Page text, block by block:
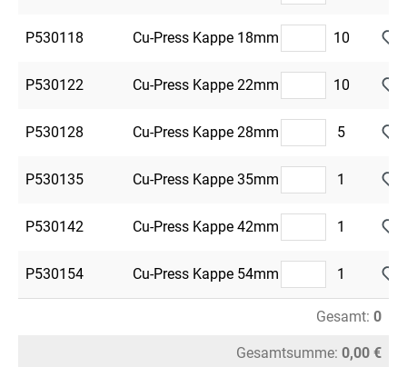
P530118 Cu-Press Kappe 18mm 10
P530122 Cu-Press Kappe 22mm 10
P530128 Cu-Press Kappe 28mm 5
P530135 Cu-Press Kappe 35mm 1
P530142 Cu-Press Kappe 42mm 1
P530154 Cu-Press Kappe 54mm 1
Gesamt: 0
Gesamtsumme: 0,00 €